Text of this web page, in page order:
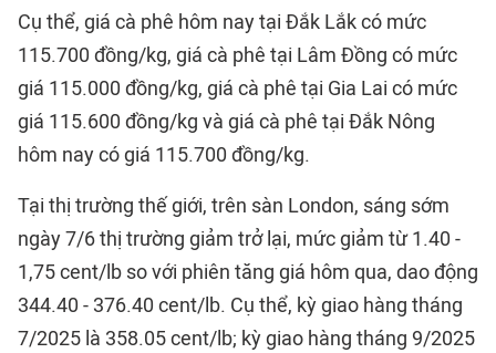
Cụ thể, giá cà phê hôm nay tại Đắk Lắk có mức
115.700 đồng/kg, giá cà phê tại Lâm Đồng có mức
giá 115.000 đồng/kg, giá cà phê tại Gia Lai có mức
giá 115.600 đồng/kg và giá cà phê tại Đắk Nông
hôm nay có giá 115.700 đồng/kg.
Tại thị trường thế giới, trên sàn London, sáng sớm
ngày 7/6 thị trường giảm trở lại, mức giảm từ 1.40 -
1,75 cent/lb so với phiên tăng giá hôm qua, dao động
344.40 - 376.40 cent/lb. Cụ thể, kỳ giao hàng tháng
7/2025 là 358.05 cent/lb; kỳ giao hàng tháng 9/2025